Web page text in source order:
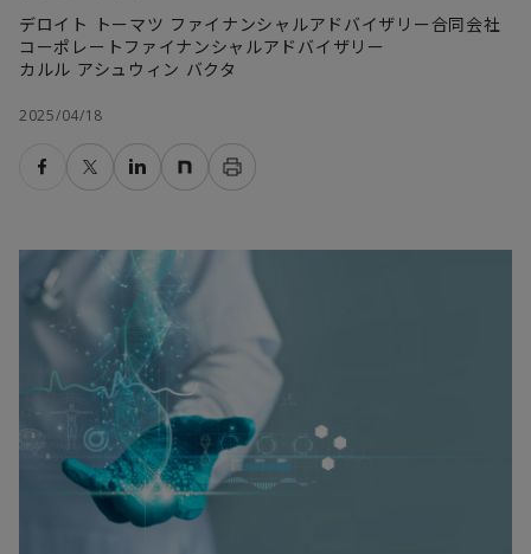
ログイン FAM会員登録
デロイト トーマツ ファイナンシャルアドバイザリー合同会社
コーポレートファイナンシャルアドバイザリー
カルル アシュウィン バクタ
2025/04/18